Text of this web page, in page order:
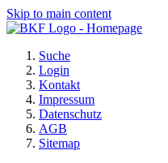
Skip to main content
Suche
Login
Kontakt
Impressum
Datenschutz
AGB
Sitemap